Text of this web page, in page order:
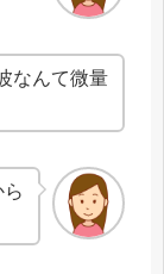
なんて微量